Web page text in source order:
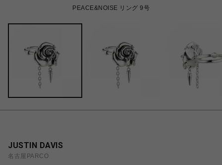
PEACE&NOISE リング 9号
JUSTIN DAVIS
名古屋PARCO